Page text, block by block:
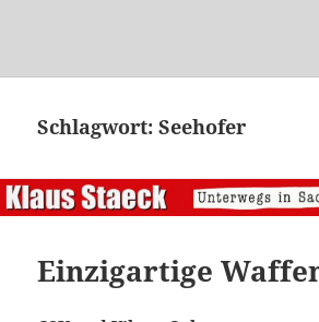
Schlagwort:Seehofer
Einzigartige